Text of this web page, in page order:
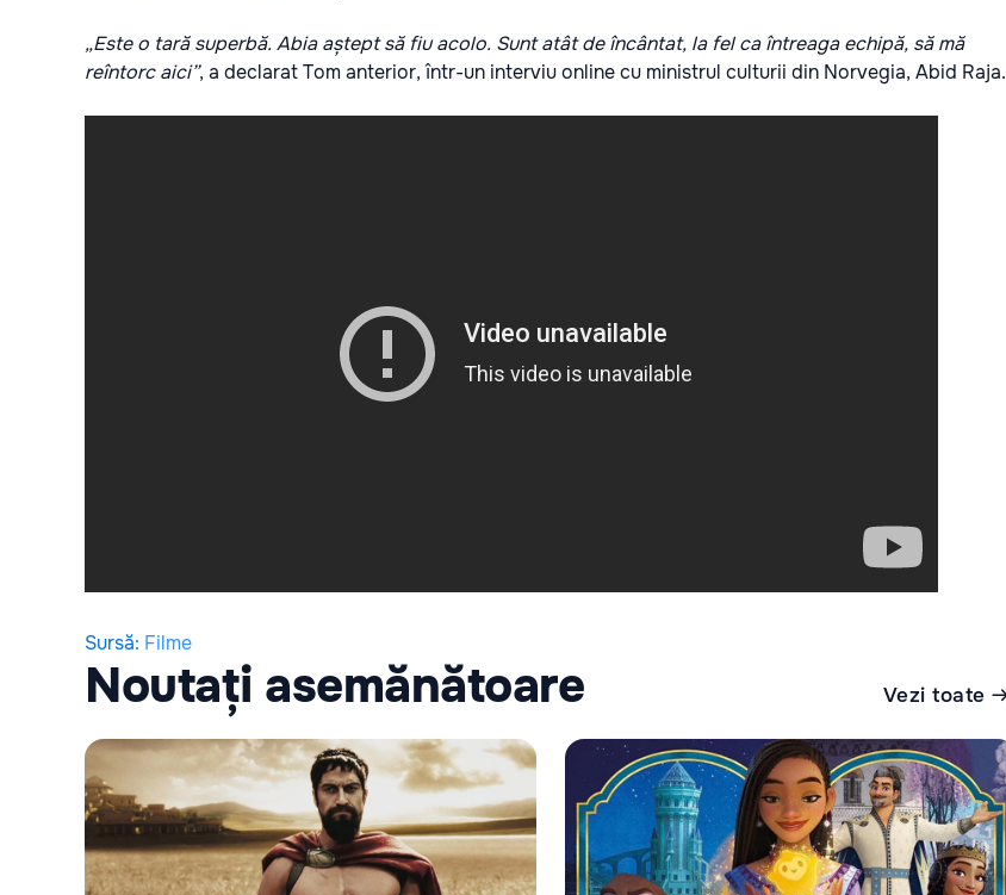
„Este o tară superbă. Abia aștept să fiu acolo. Sunt atât de încântat, la fel ca întreaga echipă, să mă
reîntorc aici”, a declarat Tom anterior, într-un interviu online cu ministrul culturii din Norvegia, Abid Raja.
Sursă: Filme
Noutați asemănătoare Vezi toate